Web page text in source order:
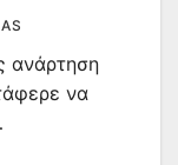
ανάρτηση
να